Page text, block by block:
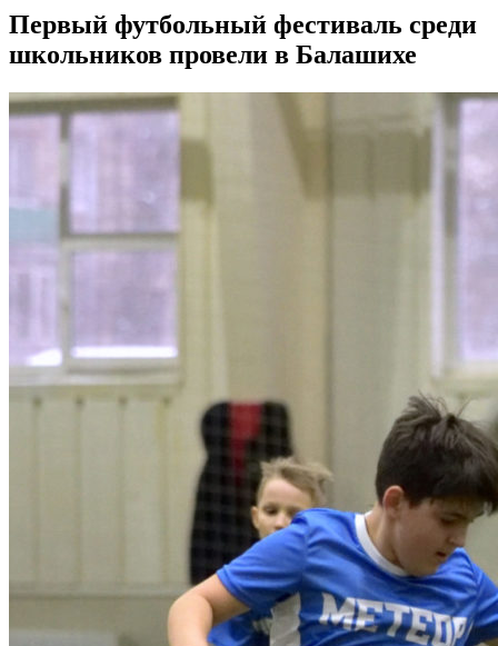
Первый футбольный фестиваль среди
школьников провели в Балашихе